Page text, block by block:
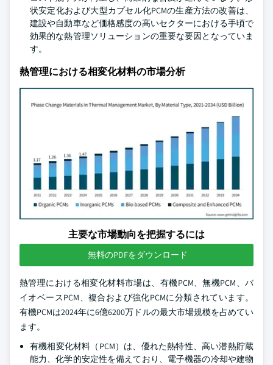
状安定化および大型カプセル化PCMの生産方法の改善は、
建設や自動車など価格感度の高いセクターにおける手頃で
効果的な熱管理ソリューションの重要な要因となっていま
す。
熱管理における相変化材料の市場分析
主要な市場動向を把握するには
無料のPDFをダウンロード
熱管理における相変化材料市場は、有機PCM、無機PCM、バ
イオベースPCM、複合および強化PCMに分類されています。
有機PCMは2024年に6億6200万ドルの最大市場規模を占めてい
ます。
有機相変化材料（PCM）は、優れた熱特性、高い潜熱貯蔵
能力、化学的安定性を備えており、電子機器の冷却や建物